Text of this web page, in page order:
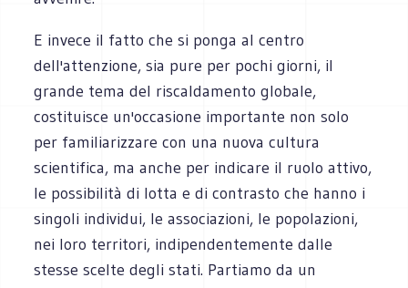
E invece il fatto che si ponga al centro
dell'attenzione, sia pure per pochi giorni, il
grande tema del riscaldamento globale,
costituisce un'occasione importante non solo
per familiarizzare con una nuova cultura
scientifica, ma anche per indicare il ruolo attivo,
le possibilità di lotta e di contrasto che hanno i
singoli individui, le associazioni, le popolazioni,
nei loro territori, indipendentemente dalle
stesse scelte degli stati. Partiamo da un